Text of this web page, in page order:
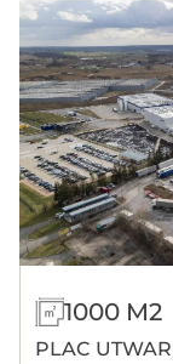
1000 M2
PLAC